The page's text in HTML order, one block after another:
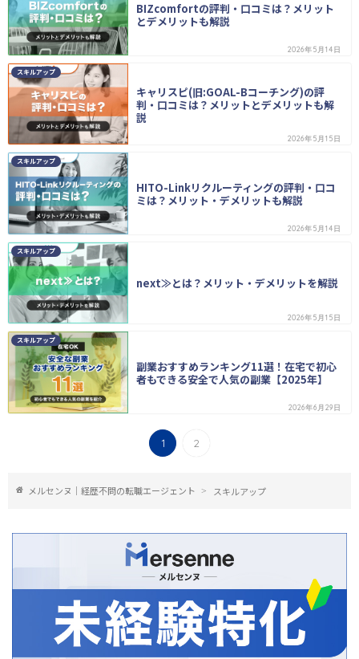
BIZcomfortの評判・口コミは？メリット
とデメリットも解説
2026年5月14日
スキルアップ
キャリスピ(旧:GOAL-Bコーチング)の評
判・口コミは？メリットとデメリットも解
説
2026年5月15日
スキルアップ
HITO-Linkリクルーティングの評判・口コ
ミは？メリット・デメリットも解説
2026年5月14日
スキルアップ
next≫とは？メリット・デメリットを解説
2026年5月15日
スキルアップ
副業おすすめランキング11選！在宅で初心
者もできる安全で人気の副業【2025年】
2026年6月29日
1 2
メルセンヌ｜経歴不問の転職エージェント スキルアップ